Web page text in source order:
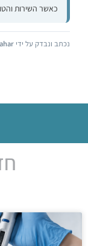
כאשר השירות
נכתב ונבדק על ידי